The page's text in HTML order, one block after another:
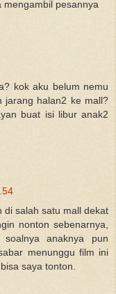
mengambil pesannya
kok aku belum nemu
jarang halan2 ke mall?
buat isi libur anak2
di salah satu mall dekat
nonton sebenarnya,
anaknya pun
menunggu film ini
saya tonton.